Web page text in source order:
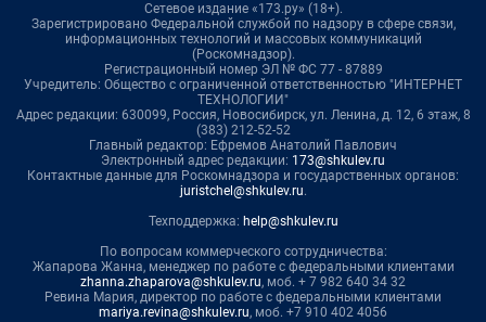
Сетевое издание «173.ру» (18+).
Зарегистрировано Федеральной службой по надзору в сфере связи,
информационных технологий и массовых коммуникаций
(Роскомнадзор).
Регистрационный номер ЭЛ № ФС 77 - 87889
Учредитель: Общество с ограниченной ответственностью "ИНТЕРНЕТ
ТЕХНОЛОГИИ"
Адрес редакции: 630099, Россия, Новосибирск, ул. Ленина, д. 12, 6 этаж, 8
(383) 212-52-52
Главный редактор: Ефремов Анатолий Павлович
Электронный адрес редакции: 173@shkulev.ru
Контактные данные для Роскомнадзора и государственных органов:
juristchel@shkulev.ru.
Техподдержка: help@shkulev.ru
По вопросам коммерческого сотрудничества:
Жапарова Жанна, менеджер по работе с федеральными клиентами
zhanna.zhaparova@shkulev.ru, моб. + 7 982 640 34 32
Ревина Мария, директор по работе с федеральными клиентами
mariya.revina@shkulev.ru, моб. +7 910 402 4056